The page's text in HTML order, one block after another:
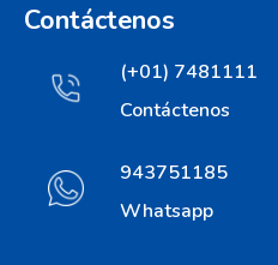
Contáctenos
(+01) 7481111
Contáctenos
943751185
Whatsapp